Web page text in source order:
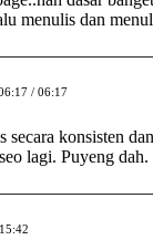
menulis dan
/ 06:17
secara konsisten
lagi. Puyeng dah.